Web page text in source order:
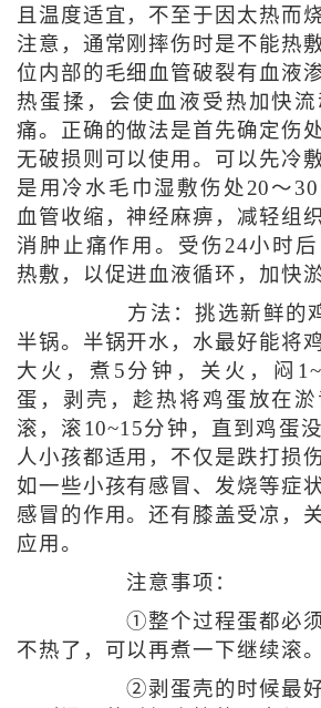
且温度适宜，不至于因太热而
注意，通常刚摔伤时是不能热
位内部的毛细血管破裂有血液
热蛋揉，会使血液受热加快
痛。正确的做法是首先确定伤
无破损则可以使用。可以先冷
是用冷水毛巾湿敷伤处20～
血管收缩，神经麻痹，减轻组
消肿止痛作用。受伤24小时
热敷，以促进血液循环，加快
方法：挑选新鲜的鸡
半锅。半锅开水，水最好能将
大火，煮5分钟，关火，闷
蛋，剥壳，趁热将鸡蛋放在
滚，滚10~15分钟，直到鸡蛋
人小孩都适用，不仅是跌打损
如一些小孩有感冒、发烧等症
感冒的作用。还有膝盖受凉，
应用。
注意事项：
①整个过程蛋都必须
不热了，可以再煮一下继续滚。
②剥蛋壳的时候最好